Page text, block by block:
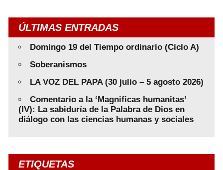
ÚLTIMAS ENTRADAS
Domingo 19 del Tiempo ordinario (Ciclo A)
Soberanismos
LA VOZ DEL PAPA (30 julio – 5 agosto 2026)
Comentario a la ‘Magnificas humanitas’
(IV): La sabiduría de la Palabra de Dios en
diálogo con las ciencias humanas y sociales
ETIQUETAS